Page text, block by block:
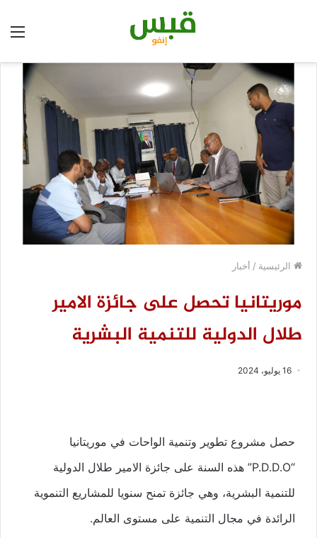
الرئيسية / أخبار
موريتانيا تحصل على جائزة الامير
طلال الدولية للتنمية البشرية
16 يوليو، 2024
حصل مشروع تطوير وتنمية الواحات في موريتانيا
“P.D.D.O” هذه السنة على جائزة الامير طلال الدولية
للتنمية البشرية، وهي جائزة تمنح سنويا للمشاريع التنموية
الرائدة في مجال التنمية على مستوى العالم.